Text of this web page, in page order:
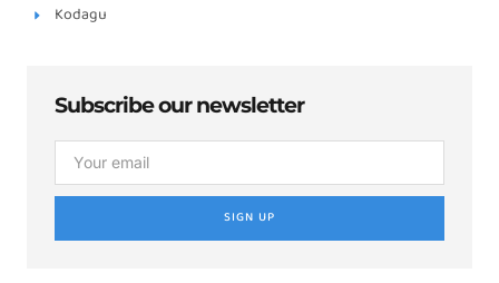
Kodagu
Subscribe our newsletter
SIGN UP